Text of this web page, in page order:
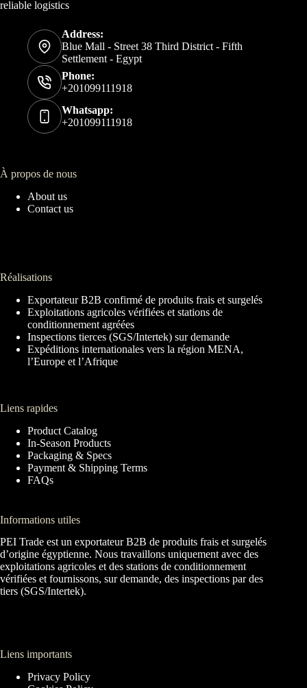
reliable logistics
Address:
Blue Mall - Street 38 Third District - Fifth
Settlement - Egypt
Phone:
+201099111918
Whatsapp:
+201099111918
À propos de nous
About us
Contact us
Réalisations
Exportateur B2B confirmé de produits frais et surgelés
Exploitations agricoles vérifiées et stations de
conditionnement agréées
Inspections tierces (SGS/Intertek) sur demande
Expéditions internationales vers la région MENA,
l’Europe et l’Afrique
Liens rapides
Product Catalog
In-Season Products
Packaging & Specs
Payment & Shipping Terms
FAQs
Informations utiles
PEI Trade est un exportateur B2B de produits frais et surgelés
d’origine égyptienne. Nous travaillons uniquement avec des
exploitations agricoles et des stations de conditionnement
vérifiées et fournissons, sur demande, des inspections par des
tiers (SGS/Intertek).
Liens importants
Privacy Policy